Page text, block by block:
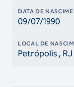
DATA DE
09/07/1990
LOCAL DE
Petrópolis, RJ